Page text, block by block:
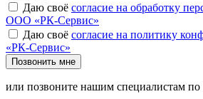
Даю своё согласие на обработку
ООО «РК-Сервис»
Даю своё согласие на политику
«РК-Сервис»
Позвонить мне
или позвоните нашим специалистам по